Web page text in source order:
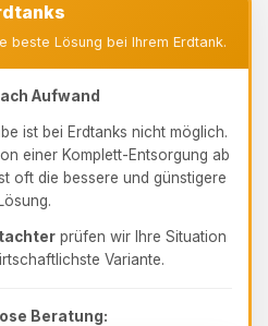
beste Lösung bei Ihrem Erdtank.
Aufwand
ist bei Erdtanks nicht möglich.
einer Komplett-Entsorgung ab
oft die bessere und günstigere
Lösung.
prüfen wir Ihre Situation
Variante.
Beratung: